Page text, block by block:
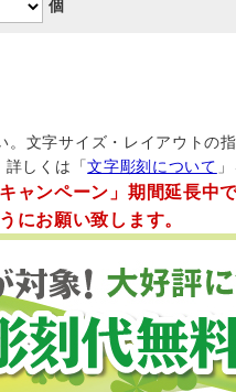
個
。文字サイズ・レイアウトの
詳しくは「文字彫刻について
ャンペーン」期間延長中
にお願い致します。